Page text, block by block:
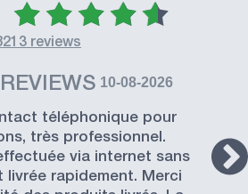
reviews
10-08-2026
téléphonique pour
très professionnel.
via internet sans
livrée rapidement. Merci